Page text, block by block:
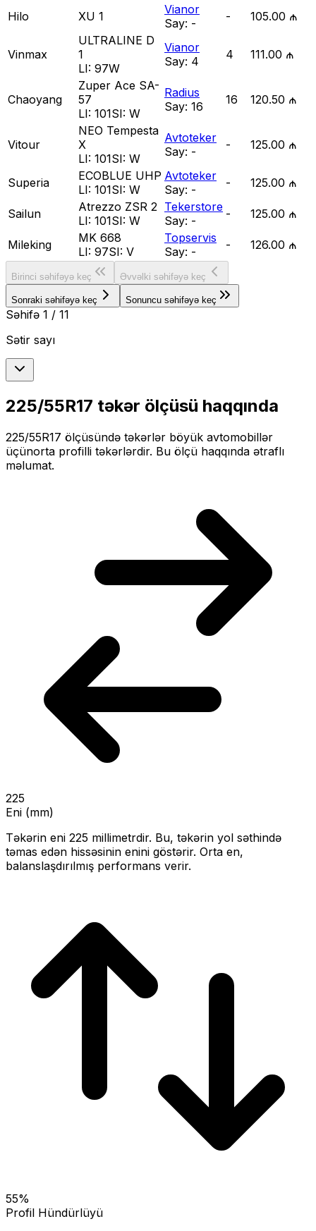
Hilo XU 1
Vianor
Say: - - 105.00 ₼
Vinmax
ULTRALINE D
1
LI: 97W
Vianor
Say: 4 4 111.00 ₼
Chaoyang
Zuper Ace SA-
57
LI: 101SI: W
Radius
Say: 16 16 120.50 ₼
Vitour
NEO Tempesta
X
LI: 101SI: W
Avtoteker
Say: - - 125.00 ₼
Superia
ECOBLUE UHP
LI: 101SI: W
Avtoteker
Say: - - 125.00 ₼
Sailun
Atrezzo ZSR 2
LI: 101SI: W
Tekerstore
Say: - - 125.00 ₼
Mileking
MK 668
LI: 97SI: V
Topservis
Say: - - 126.00 ₼
Birinci səhifəyə keç Əvvəlki səhifəyə keç
Sonraki səhifəyə keç Sonuncu səhifəyə keç
Səhifə 1 / 11
Sətir sayı
225/55R17 təkər ölçüsü haqqında
225/55R17 ölçüsündə təkərlər böyük avtomobillər
üçünorta profilli təkərlərdir. Bu ölçü haqqında ətraflı
məlumat.
225
Eni (mm)
Təkərin eni 225 millimetrdir. Bu, təkərin yol səthində
təmas edən hissəsinin enini göstərir. Orta en,
balanslaşdırılmış performans verir.
55%
Profil Hündürlüyü